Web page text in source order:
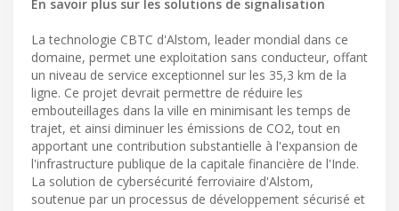
En savoir plus sur les solutions de signalisation
La technologie CBTC d'Alstom, leader mondial dans ce
domaine, permet une exploitation sans conducteur, offant
un niveau de service exceptionnel sur les 35,3 km de la
ligne. Ce projet devrait permettre de réduire les
embouteillages dans la ville en minimisant les temps de
trajet, et ainsi diminuer les émissions de CO2, tout en
apportant une contribution substantielle à l'expansion de
l'infrastructure publique de la capitale financière de l'Inde.
La solution de cybersécurité ferroviaire d'Alstom,
soutenue par un processus de développement sécurisé et